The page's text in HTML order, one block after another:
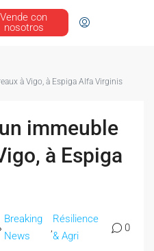
Vende con
nosotros
à Vigo, à Espiga Alfa Virginis
immeuble
à Espiga
Breaking
News
Résilience
& Agri
0